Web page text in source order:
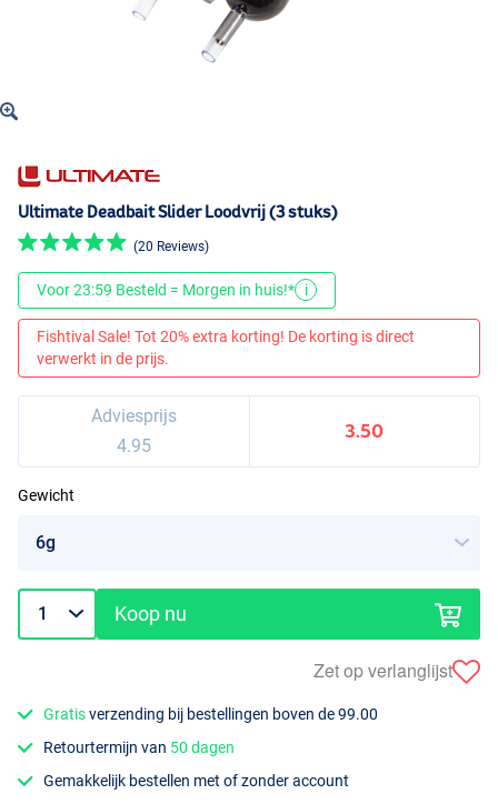
Ultimate Deadbait Slider Loodvrij (3 stuks)
(20 Reviews)
Voor 23:59 Besteld = Morgen in huis!* i
Fishtival Sale! Tot 20% extra korting! De korting is direct
verwerkt in de prijs.
Adviesprijs
4.95
3.50
Gewicht
Koop nu
Zet op verlanglijst
Gratisverzending bij bestellingen boven de 99.00
Retourtermijn van 50 dagen
Gemakkelijk bestellen met of zonder account